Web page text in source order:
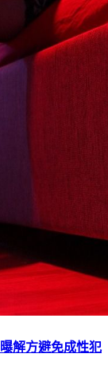
解方避免成性犯